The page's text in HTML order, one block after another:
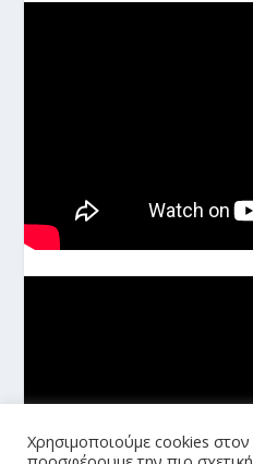
Χρησιμοποιούμε cookies